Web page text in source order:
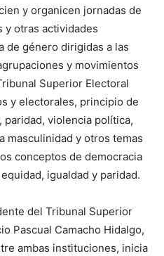
y organicen jornadas de
y otras actividades
de género dirigidas a las
y movimientos
Superior Electoral
y electorales, principio de
violencia política,
masculinidad y otros temas
conceptos de democracia
igualdad y paridad.
del Tribunal Superior
Pascual Camacho Hidalgo,
ambas instituciones, inicia